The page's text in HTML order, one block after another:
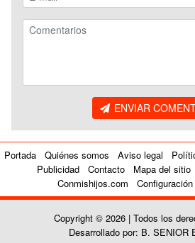
ENVIAR
Portada Quiénes somos Aviso legal
Publicidad
Contacto Mapa del sitio
Conmishijos.com
Copyright © 2026 | Todos los
Desarrollado por: B. SENIOR